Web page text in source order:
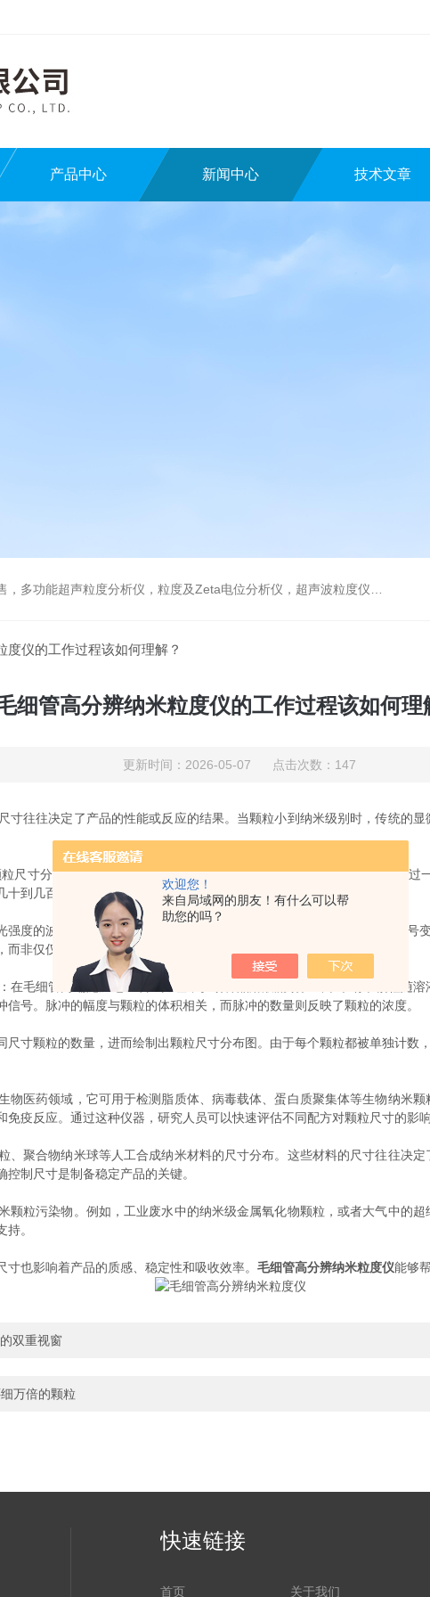
欢迎您！
来自局域网的朋友！有什么可以帮
助您的吗？
产品中心 新闻中心 技术文章
，粒度及Zeta电位分析仪，超声波粒度仪，澄清度检查专用伞棚灯，伞棚灯，超声粒度仪超声电位分析仪
度仪的工作过程该如何理解？
细管高分辨纳米粒度仪的工作过程该如何理
更新时间：2026-05-07 点击次数：147
往往决定了产品的性能或反应的结果。当颗粒小到纳米级别时，传统的显
寸分布的仪器。它的核心设计思路是：让含有纳米颗粒的液体样品通过
到几百微米之间，相当于一根头发丝的粗细。
的波动，而是通过颗粒逐一通过检测区域时产生的电阻脉冲或光学信号
非仅仅给出一个平均数值。
毛细管两端施加电压或压力差，驱动样品溶液流动。当单个纳米颗粒随
号。脉冲的幅度与颗粒的体积相关，而脉冲的数量则反映了颗粒的浓度。
颗粒的数量，进而绘制出颗粒尺寸分布图。由于每个颗粒都被单独计数
医药领域，它可用于检测脂质体、病毒载体、蛋白质聚集体等生物纳米
疫反应。通过这种仪器，研究人员可以快速评估不同配方对颗粒尺寸的影
聚合物纳米球等人工合成纳米材料的尺寸分布。这些材料的尺寸往往决
制尺寸是制备稳定产品的关键。
粒污染物。例如，工业废水中的纳米级金属氧化物颗粒，或者大气中的
。
也影响着产品的质感、稳定性和吸收效率。 毛细管高分辨纳米粒度仪能够
双重视窗
万倍的颗粒
快速链接
首页 关于我们